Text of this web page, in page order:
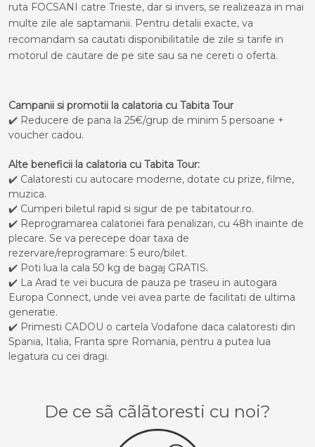
ruta FOCSANI catre Trieste, dar si invers, se realizeaza in mai
multe zile ale saptamanii. Pentru detalii exacte, va
recomandam sa cautati disponibilitatile de zile si tarife in
motorul de cautare de pe site sau sa ne cereti o oferta.
Campanii si promotii la calatoria cu Tabita Tour
✔️ Reducere de pana la 25€/grup de minim 5 persoane +
voucher cadou.
Alte beneficii la calatoria cu Tabita Tour:
✔️ Calatoresti cu autocare moderne, dotate cu prize, filme,
muzica.
✔️ Cumperi biletul rapid si sigur de pe tabitatour.ro.
✔️ Reprogramarea calatoriei fara penalizari, cu 48h inainte de
plecare. Se va perecepe doar taxa de
rezervare/reprogramare: 5 euro/bilet.
✔️ Poti lua la cala 50 kg de bagaj GRATIS.
✔️ La Arad te vei bucura de pauza pe traseu in autogara
Europa Connect, unde vei avea parte de facilitati de ultima
generatie.
✔️ Primesti CADOU o cartela Vodafone daca calatoresti din
Spania, Italia, Franta spre Romania, pentru a putea lua
legatura cu cei dragi.
De ce sã cãlãtoresti cu noi?